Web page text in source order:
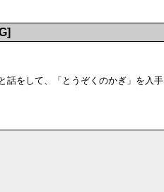
話をして、「とうぞくのかぎ」を入手